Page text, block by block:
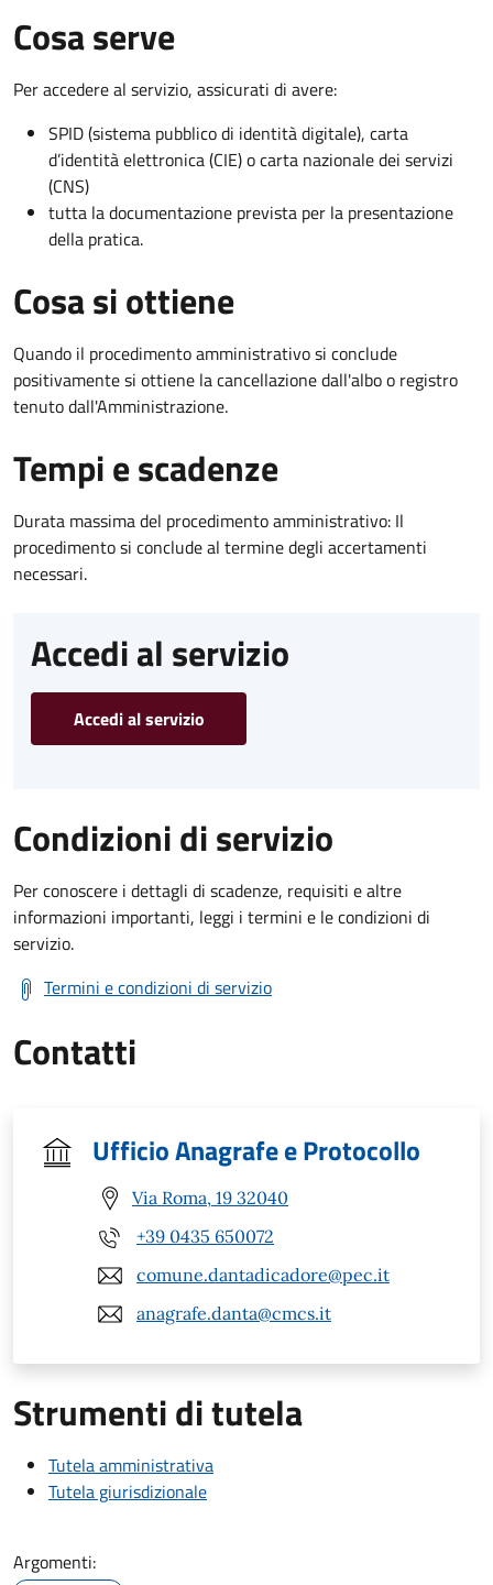
Cosa serve
Per accedere al servizio, assicurati di avere:
SPID (sistema pubblico di identità digitale), carta
d’identità elettronica (CIE) o carta nazionale dei servizi
(CNS)
tutta la documentazione prevista per la presentazione
della pratica.
Cosa si ottiene
Quando il procedimento amministrativo si conclude
positivamente si ottiene la cancellazione dall'albo o registro
tenuto dall'Amministrazione.
Tempi e scadenze
Durata massima del procedimento amministrativo: Il
procedimento si conclude al termine degli accertamenti
necessari.
Accedi al servizio
Accedi al servizio
Condizioni di servizio
Per conoscere i dettagli di scadenze, requisiti e altre
informazioni importanti, leggi i termini e le condizioni di
servizio.
Termini e condizioni di servizio
Contatti
Ufficio Anagrafe e Protocollo
Via Roma, 19 32040
+39 0435 650072
comune.dantadicadore@pec.it
anagrafe.danta@cmcs.it
Strumenti di tutela
Tutela amministrativa
Tutela giurisdizionale
Argomenti: